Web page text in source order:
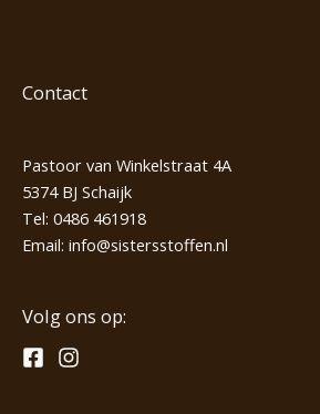
Contact
Pastoor van Winkelstraat 4A
5374 BJ Schaijk
Tel: 0486 461918
Email: info@sistersstoffen.nl
Volg ons op: